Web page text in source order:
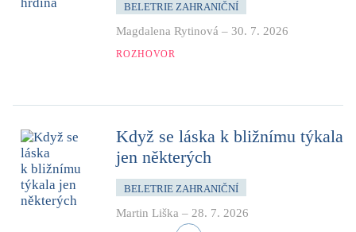
BELETRIE ZAHRANIČNÍ
Magdalena Rytinová – 30. 7. 2026
ROZHOVOR
Když se láska k bližnímu týkala
jen některých
BELETRIE ZAHRANIČNÍ
Martin Liška – 28. 7. 2026